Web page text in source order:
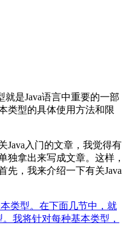
就是Java语言中重要的一部
类型的具体使用方法和限
Java入门的文章，我觉得有
独拿出来写成文章。这样，
先，我来介绍一下有关Java
类型。在下面几节中，就
我将针对每种基本类型，